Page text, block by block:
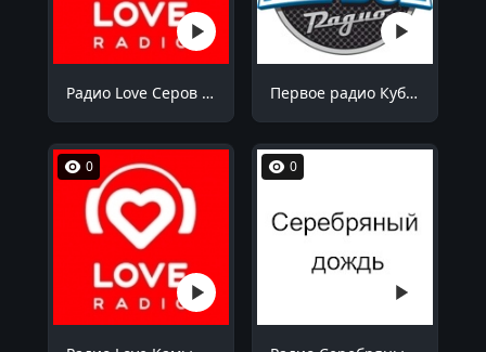
Радио Love Серов 103.7 FM Первое радио Кубани Октябрьский 94.9 FM
0 0